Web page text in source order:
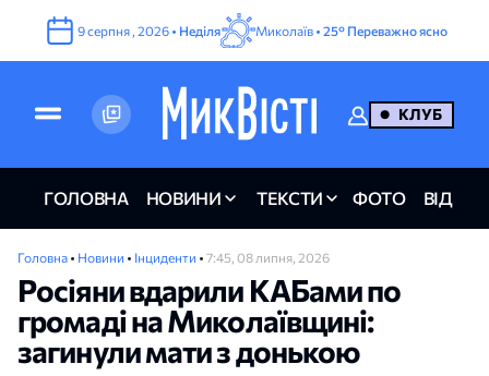
9серпня , 2026 • Неділя Миколаїв • 25° Переважно ясно
КЛУБ
ГОЛОВНА НОВИНИ ТЕКСТИ ФОТО ВІДЕО
Головна • Новини • Інциденти • 7:45, 08 липня, 2026
Росіяни вдарили КАБами по
громаді на Миколаївщині:
загинули мати з донькою